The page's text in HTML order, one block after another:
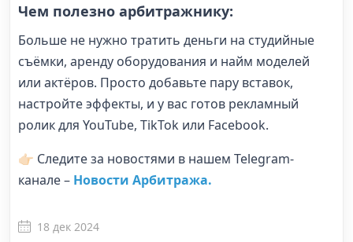
Чем полезно арбитражнику:
Больше не нужно тратить деньги на студийные
съёмки, аренду оборудования и найм моделей
или актёров. Просто добавьте пару вставок,
настройте эффекты, и у вас готов рекламный
ролик для YouTube, TikTok или Facebook.
👉🏻 Следите за новостями в нашем Telegram-
канале – Новости Арбитража.
18 дек 2024